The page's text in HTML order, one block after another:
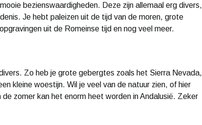
bezienswaardigheden. Deze zijn allemaal erg divers,
Je hebt paleizen uit de tijd van de moren, grote
uit de Romeinse tijd en nog veel meer.
Zo heb je grote gebergtes zoals het Sierra Nevada,
kleine woestijn. Wil je veel van de natuur zien, of hier
zomer kan het enorm heet worden in Andalusië. Zeker